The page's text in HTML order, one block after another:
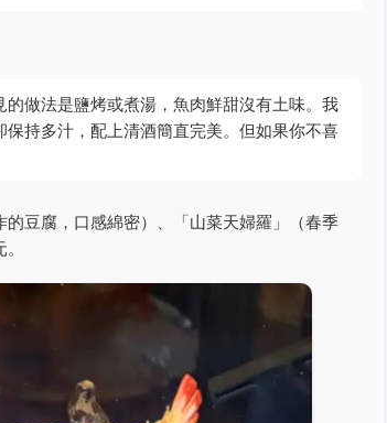
做法是鹽烤或煮湯，魚肉鮮甜沒有土味。我
持多汁，配上清酒簡直完美。但如果你不喜
豆腐，口感綿密）、「山菜天婦羅」（春季